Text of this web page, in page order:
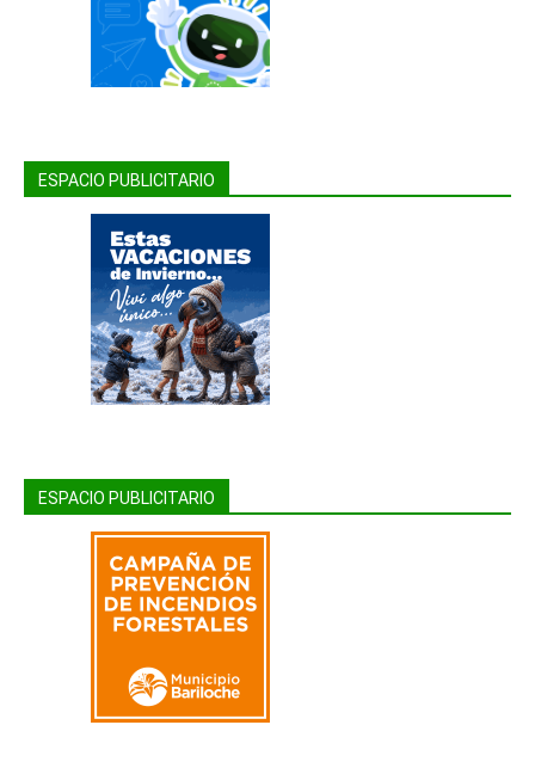
ESPACIO PUBLICITARIO
ESPACIO PUBLICITARIO